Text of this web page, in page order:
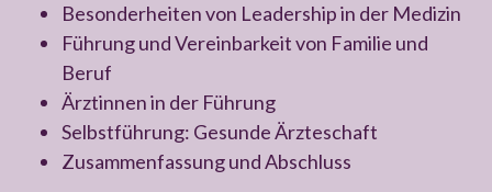
Besonderheiten von Leadership in der Medizin
Führung und Vereinbarkeit von Familie und
Beruf
Ärztinnen in der Führung
Selbstführung: Gesunde Ärzteschaft
Zusammenfassung und Abschluss